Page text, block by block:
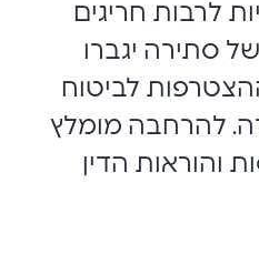
לרבות חריגים
סתירה יגברו
לביטוח
להרחבה מומלץ
והוראות הדין